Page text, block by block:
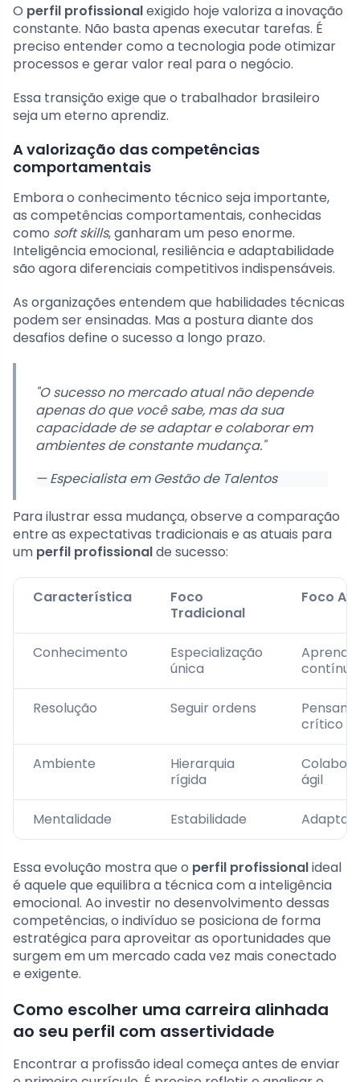
O perfil profissionalexigido hoje valoriza a inovação
constante. Não basta apenas executar tarefas. É
preciso entender como a tecnologia pode otimizar
processos e gerar valor real para o negócio.
Essa transição exige que o trabalhador brasileiro
seja um eterno aprendiz.
A valorização das competências
comportamentais
Embora o conhecimento técnico seja importante,
as competências comportamentais, conhecidas
como soft skills, ganharam um peso enorme.
Inteligência emocional, resiliência e adaptabilidade
são agora diferenciais competitivos indispensáveis.
As organizações entendem que habilidades técnicas
podem ser ensinadas. Mas a postura diante dos
desafios define o sucesso a longo prazo.
"O sucesso no mercado atual não depende
apenas do que você sabe, mas da sua
capacidade de se adaptar e colaborar em
ambientes de constante mudança."
— Especialista em Gestão de Talentos
Para ilustrar essa mudança, observe a comparação
entre as expectativas tradicionais e as atuais para
um perfil profissionalde sucesso:
Característica
Foco
Tradicional
Foco
Conhecimento
Especialização
única
contínuo
Resolução Seguir ordens
crítico
Ambiente
Hierarquia
rígida
ágil
Mentalidade Estabilidade
Essa evolução mostra que o perfil profissionalideal
é aquele que equilibra a técnica com a inteligência
emocional. Ao investir no desenvolvimento dessas
competências, o indivíduo se posiciona de forma
estratégica para aproveitar as oportunidades que
surgem em um mercado cada vez mais conectado
e exigente.
Como escolher uma carreira alinhada
ao seu perfil com assertividade
Encontrar a profissão ideal começa antes de enviar